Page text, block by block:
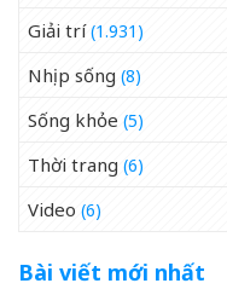
Giải trí(1.931)
Nhịp sống (8)
Sống khỏe (5)
Thời trang (6)
Video (6)
Bài viết mới nhất